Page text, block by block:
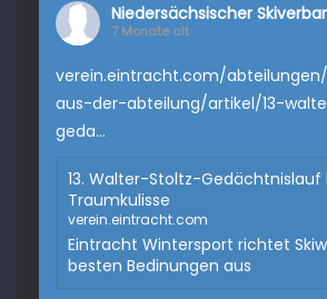
Niedersächsischer
7 Monate alt
verein.eintracht.com/
aus-der-abteilung/artikel/13-
geda...
13. Walter-Stoltz-Gedächtnislauf
Traumkulisse
verein.eintracht.com
Eintracht Wintersport richtet
besten Bedinungen aus